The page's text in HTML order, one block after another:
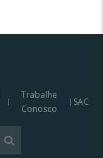
Trabalhe
Conosco
SAC